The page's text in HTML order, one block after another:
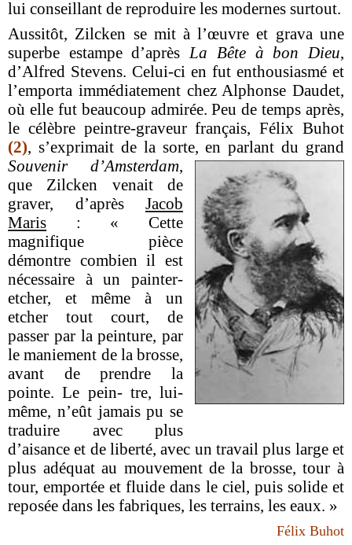
lui conseillant de reproduire les modernes surtout.
Aussitôt, Zilcken se mit à l’œuvre et grava une
superbe estampe d’aprèsLa Bête à bon Dieu,
d’Alfred Stevens. Celui-ci en fut enthousiasmé et
l’emporta immédiatement chez Alphonse Daudet,
où elle fut beaucoup admirée. Peu de temps après,
le célèbre peintre-graveur français, Félix Buhot
(2), s’exprimait de la sorte, en parlant du grand
Souvenir d’Amsterdam,
que Zilcken venait de
graver, d’après Jacob
Maris : « Cette
magnifique pièce
démontre combien il est
nécessaire à un painter-
etcher, et même à un
etcher tout court, de
passer par la peinture, par
le maniement de la brosse,
avant de prendre la
pointe. Le pein- tre, lui-
même, n’eût jamais pu se
traduire avec plus
d’aisance et de liberté, avec un travail plus large et
plus adéquat au mouvement de la brosse, tour à
tour, emportée et fluide dans le ciel, puis solide et
reposée dans les fabriques, les terrains, les eaux. »
Félix Buhot